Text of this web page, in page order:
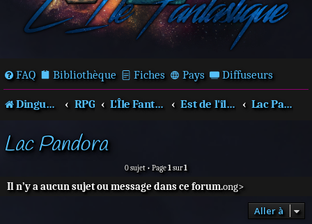
FAQ Bibliothèque Fiches Pays Diffuseurs
Dingues de séries télé ! RPG L'Île Fantastique Est de l'île - Sherwood Lac Pandora
Lac Pandora
0 sujet • Page1sur1
Il n’y a aucun sujet ou message dans ce forum.ong>
Aller à